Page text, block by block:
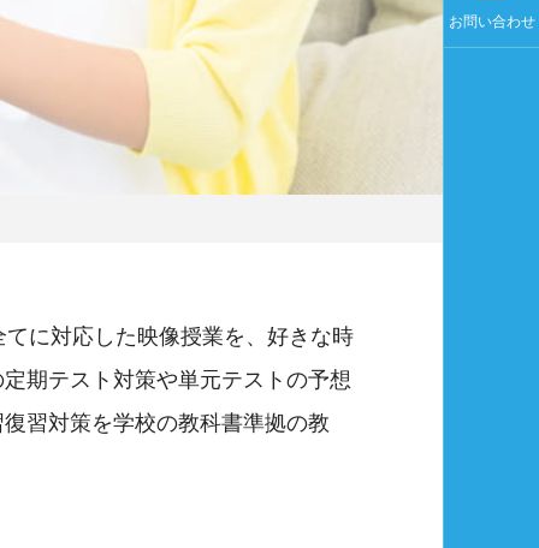
お問い合わせ
に対応した映像授業を、好きな時
期テスト対策や単元テストの予想
習対策を学校の教科書準拠の教